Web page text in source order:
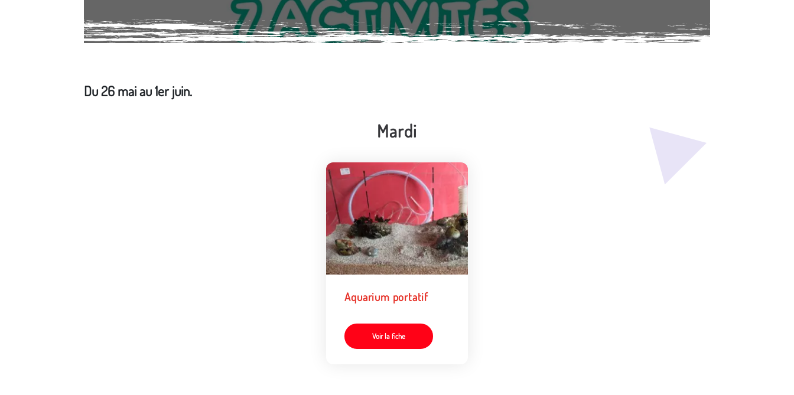
Du 26 mai au 1er juin.
Mardi
Aquarium portatif
Voir la fiche